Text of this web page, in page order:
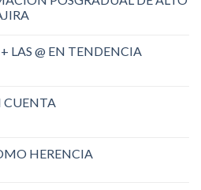
LAS @ EN TENDENCIA
CUENTA
HERENCIA